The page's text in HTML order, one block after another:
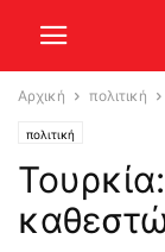
Αρχική πολιτική
πολιτική